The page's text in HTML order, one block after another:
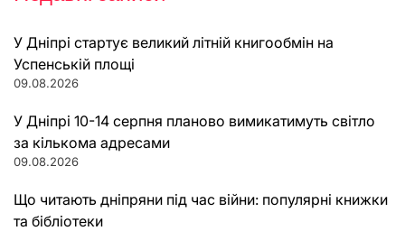
У Дніпрі стартує великий літній книгообмін на
Успенській площі
09.08.2026
У Дніпрі 10-14 серпня планово вимикатимуть світло
за кількома адресами
09.08.2026
Що читають дніпряни під час війни: популярні книжки
та бібліотеки